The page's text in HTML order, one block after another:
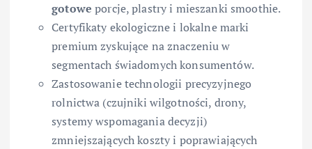
gotowe porcje, plastry i mieszanki smoothie.
Certyfikaty ekologiczne i lokalne marki
premium zyskujące na znaczeniu w
segmentach świadomych konsumentów.
Zastosowanie technologii precyzyjnego
rolnictwa (czujniki wilgotności, drony,
systemy wspomagania decyzji)
zmniejszających koszty i poprawiających